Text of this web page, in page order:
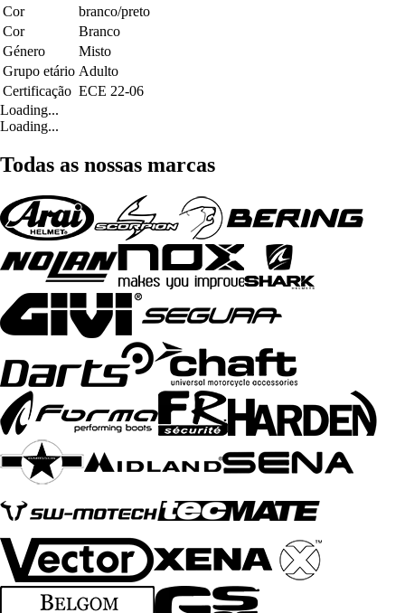
Cor
branco/preto
Cor
Branco
Género
Misto
Grupo etário Adulto
Certificação ECE 22-06
Loading...
Loading...
Todas as nossas marcas